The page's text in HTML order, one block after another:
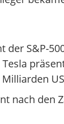
der S&P-
nach den